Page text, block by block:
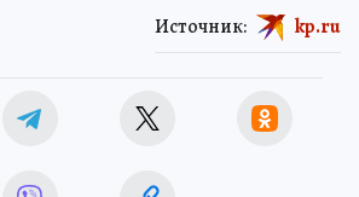
Источник: kp.ru